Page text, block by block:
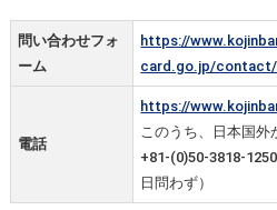
問い合わせフォ
ーム
https://
card.go.jp/
電話
https://
このうち、日本国
+81-(0)50-3818-
日問わず）